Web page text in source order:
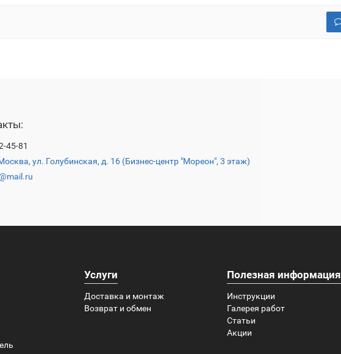
45-81
ул. Голубинская, д. 16 (Бизнес-центр "Мореон", 3 этаж)
Услуги
Доставка и монтаж
Возврат и обмен
Полезная информация
Инструкции
Галерея работ
Статьи
Акции